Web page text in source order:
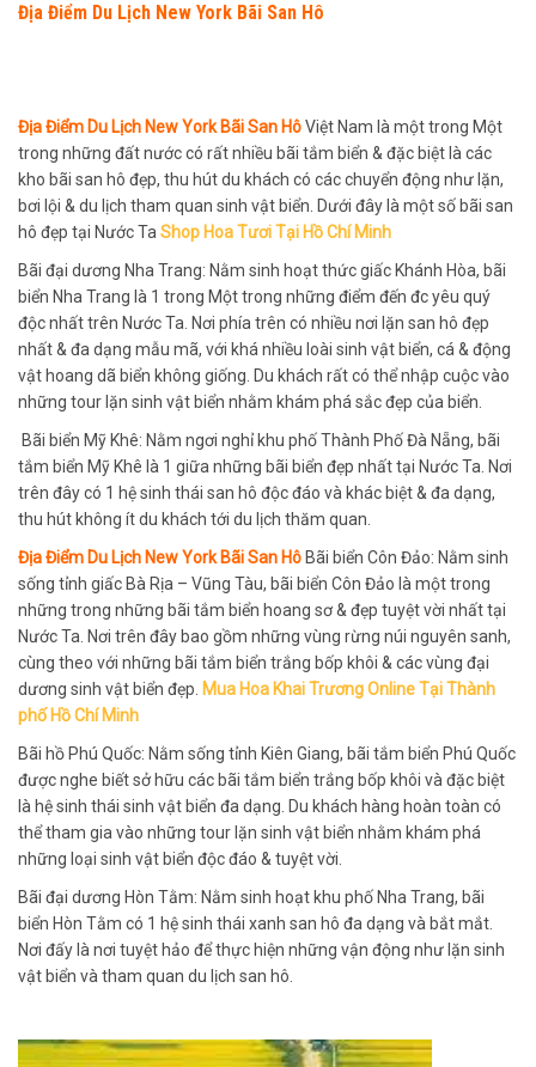
Địa Điểm Du Lịch New York Bãi San Hô
Địa Điểm Du Lịch New York Bãi San HôViệt Nam là một trong Một
trong những đất nước có rất nhiều bãi tắm biển & đặc biệt là các
kho bãi san hô đẹp, thu hút du khách có các chuyển động như lặn,
bơi lội & du lịch tham quan sinh vật biển. Dưới đây là một số bãi san
hô đẹp tại Nước TaShop Hoa Tươi Tại Hồ Chí Minh
Bãi đại dương Nha Trang: Nằm sinh hoạt thức giấc Khánh Hòa, bãi
biển Nha Trang là 1 trong Một trong những điểm đến đc yêu quý
độc nhất trên Nước Ta. Nơi phía trên có nhiều nơi lặn san hô đẹp
nhất & đa dạng mẫu mã, với khá nhiều loài sinh vật biển, cá & động
vật hoang dã biển không giống. Du khách rất có thể nhập cuộc vào
những tour lặn sinh vật biển nhằm khám phá sắc đẹp của biển.
Bãi biển Mỹ Khê: Nằm ngơi nghỉ khu phố Thành Phố Đà Nẵng, bãi
tắm biển Mỹ Khê là 1 giữa những bãi biển đẹp nhất tại Nước Ta. Nơi
trên đây có 1 hệ sinh thái san hô độc đáo và khác biệt & đa dạng,
thu hút không ít du khách tới du lịch thăm quan.
Địa Điểm Du Lịch New York Bãi San Hô Bãi biển Côn Đảo: Nằm sinh
sống tỉnh giấc Bà Rịa – Vũng Tàu, bãi biển Côn Đảo là một trong
những trong những bãi tắm biển hoang sơ & đẹp tuyệt vời nhất tại
Nước Ta. Nơi trên đây bao gồm những vùng rừng núi nguyên sanh,
cùng theo với những bãi tắm biển trắng bốp khôi & các vùng đại
dương sinh vật biển đẹp. Mua Hoa Khai Trương Online Tại Thành
phố Hồ Chí Minh
Bãi hồ Phú Quốc: Nằm sống tỉnh Kiên Giang, bãi tắm biển Phú Quốc
được nghe biết sở hữu các bãi tắm biển trắng bốp khôi và đặc biệt
là hệ sinh thái sinh vật biển đa dạng. Du khách hàng hoàn toàn có
thể tham gia vào những tour lặn sinh vật biển nhằm khám phá
những loại sinh vật biển độc đáo & tuyệt vời.
Bãi đại dương Hòn Tằm: Nằm sinh hoạt khu phố Nha Trang, bãi
biển Hòn Tằm có 1 hệ sinh thái xanh san hô đa dạng và bắt mắt.
Nơi đấy là nơi tuyệt hảo để thực hiện những vận động như lặn sinh
vật biển và tham quan du lịch san hô.